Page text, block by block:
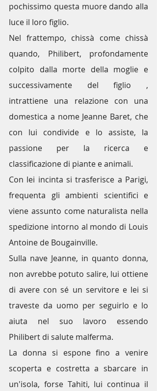
pochissimo questa muore dando alla
luce il loro figlio.
Nel frattempo, chissà come chissà
quando, Philibert, profondamente
colpito dalla morte della moglie e
successivamente del figlio ,
intrattiene una relazione con una
domestica a nome Jeanne Baret, che
con lui condivide e lo assiste, la
passione per la ricerca e
classificazione di piante e animali.
Con lei incinta si trasferisce a Parigi,
frequenta gli ambienti scientifici e
viene assunto come naturalista nella
spedizione intorno al mondo di Louis
Antoine de Bougainville.
Sulla nave Jeanne, in quanto donna,
non avrebbe potuto salire, lui ottiene
di avere con sé un servitore e lei si
traveste da uomo per seguirlo e lo
aiuta nel suo lavoro essendo
Philibert di salute malferma.
La donna si espone fino a venire
scoperta e costretta a sbarcare in
un'isola, forse Tahiti, lui continua il